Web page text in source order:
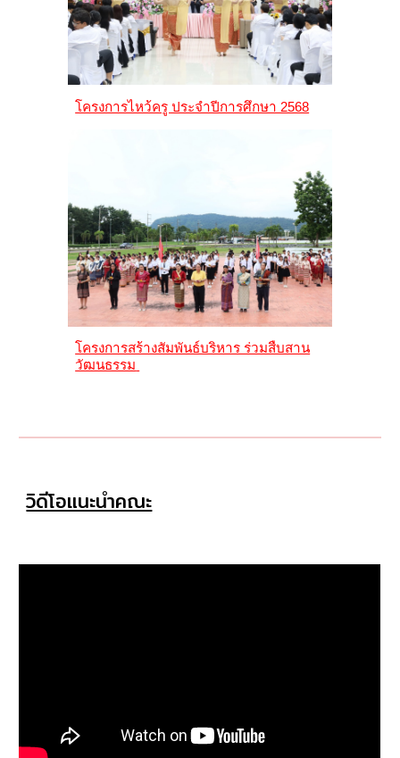
โครงการไหว้ครู ประจำปีการศึกษา 2568
โครงการสร้างสัมพันธ์บริหาร ร่วมสืบสาน
วัฒนธรรม
วิดีโอแนะนำคณะ